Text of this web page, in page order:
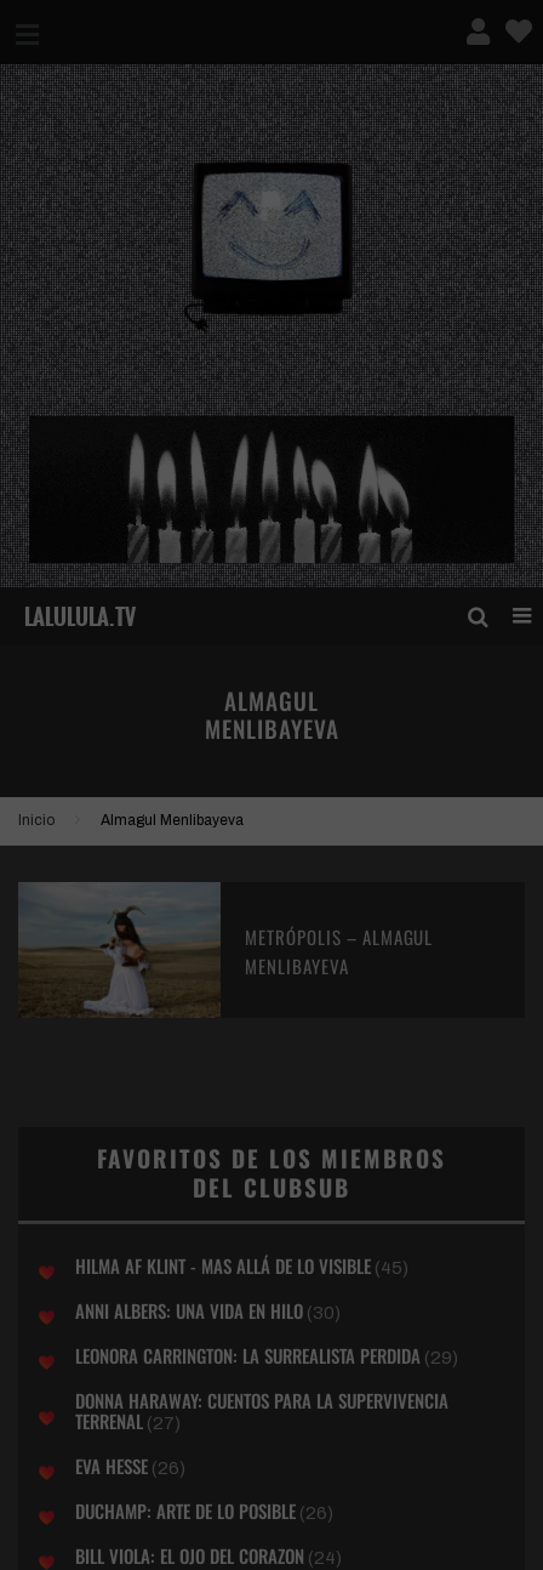
¿QUÉ ES ESTO?
ALMAGUL
MENLIBAYEVA
Inicio Almagul Menlibayeva
METRÓPOLIS – ALMAGUL
MENLIBAYEVA
FAVORITOS DE LOS MIEMBROS
DEL CLUBSUB
HILMA AF KLINT - MAS ALLÁ DE LO VISIBLE (45)
ANNI ALBERS: UNA VIDA EN HILO (30)
LEONORA CARRINGTON: LA SURREALISTA PERDIDA (29)
DONNA HARAWAY: CUENTOS PARA LA SUPERVIVENCIA
TERRENAL (27)
EVA HESSE (26)
DUCHAMP: ARTE DE LO POSIBLE (26)
BILL VIOLA: EL OJO DEL CORAZON (24)